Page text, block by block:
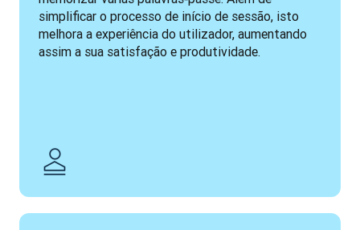
simplificar o processo de início de sessão, isto
melhora a experiência do utilizador, aumentando
assim a sua satisfação e produtividade.